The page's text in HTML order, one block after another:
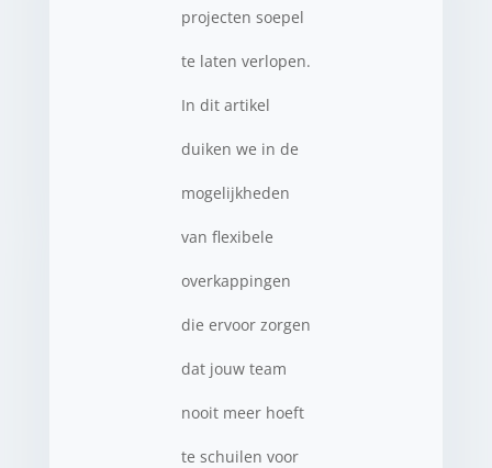
projecten soepel
te laten verlopen.
In dit artikel
duiken we in de
mogelijkheden
van flexibele
overkappingen
die ervoor zorgen
dat jouw team
nooit meer hoeft
te schuilen voor